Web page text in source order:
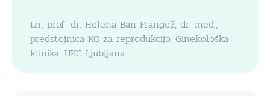
Izr. prof. dr. Helena Ban Frangež, dr. med.,
predstojnica KO za reprodukcijo, Ginekološka
klinika, UKC Ljubljana